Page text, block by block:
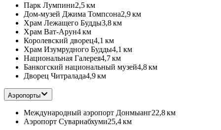
Парк Лумпини2,5 км
Дом-музей Джима Томпсона2,9 км
Храм Лежащего Будды3,8 км
Храм Ват-Арун4 км
Королевский дворец4,1 км
Храм Изумрудного Будды4,1 км
Национальная Галерея4,7 км
Банкогский национальный музей4,8 км
Дворец Читралада4,9 км
Аэропорты
Международный аэропорт Донмыанг22,8 км
Аэропорт Суварнабхуми25,4 км